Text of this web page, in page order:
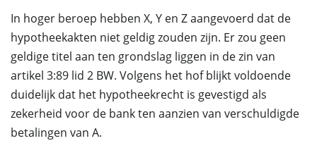
In hoger beroep hebben X, Y en Z aangevoerd dat de
hypotheekakten niet geldig zouden zijn. Er zou geen
geldige titel aan ten grondslag liggen in de zin van
artikel 3:89 lid 2 BW. Volgens het hof blijkt voldoende
duidelijk dat het hypotheekrecht is gevestigd als
zekerheid voor de bank ten aanzien van verschuldigde
betalingen van A.